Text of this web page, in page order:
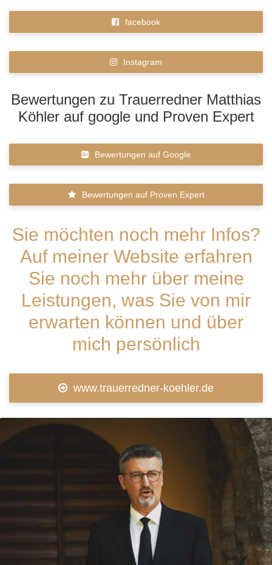
facebook
Instagram
Bewertungen zu Trauerredner Matthias
Köhler auf google und Proven Expert
Bewertungen auf Google
Bewertungen auf Proven Expert
Sie möchten noch mehr Infos?
Auf meiner Website erfahren
Sie noch mehr über meine
Leistungen, was Sie von mir
erwarten können und über
mich persönlich
www.trauerredner-koehler.de